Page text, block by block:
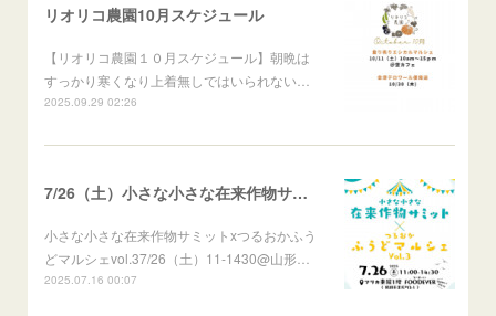
リオリコ農園10月スケジュール
【リオリコ農園１０月スケジュール】朝晩は
すっかり寒くなり上着無しではいられない…
2025.09.29 02:26
7/26（土）小さな小さな在来作物サミットXつるおかふうどマルシェ
小さな小さな在来作物サミットxつるおかふう
どマルシェvol.37/26（土）11-1430@山形…
2025.07.16 00:07